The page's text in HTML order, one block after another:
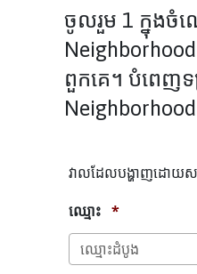
ចូលរួម 1 ក្នុងចំ
ពួកគេ។ បំពេញទ
វាលដែលបង្ហាញដោយស
ឈ្មោះ *